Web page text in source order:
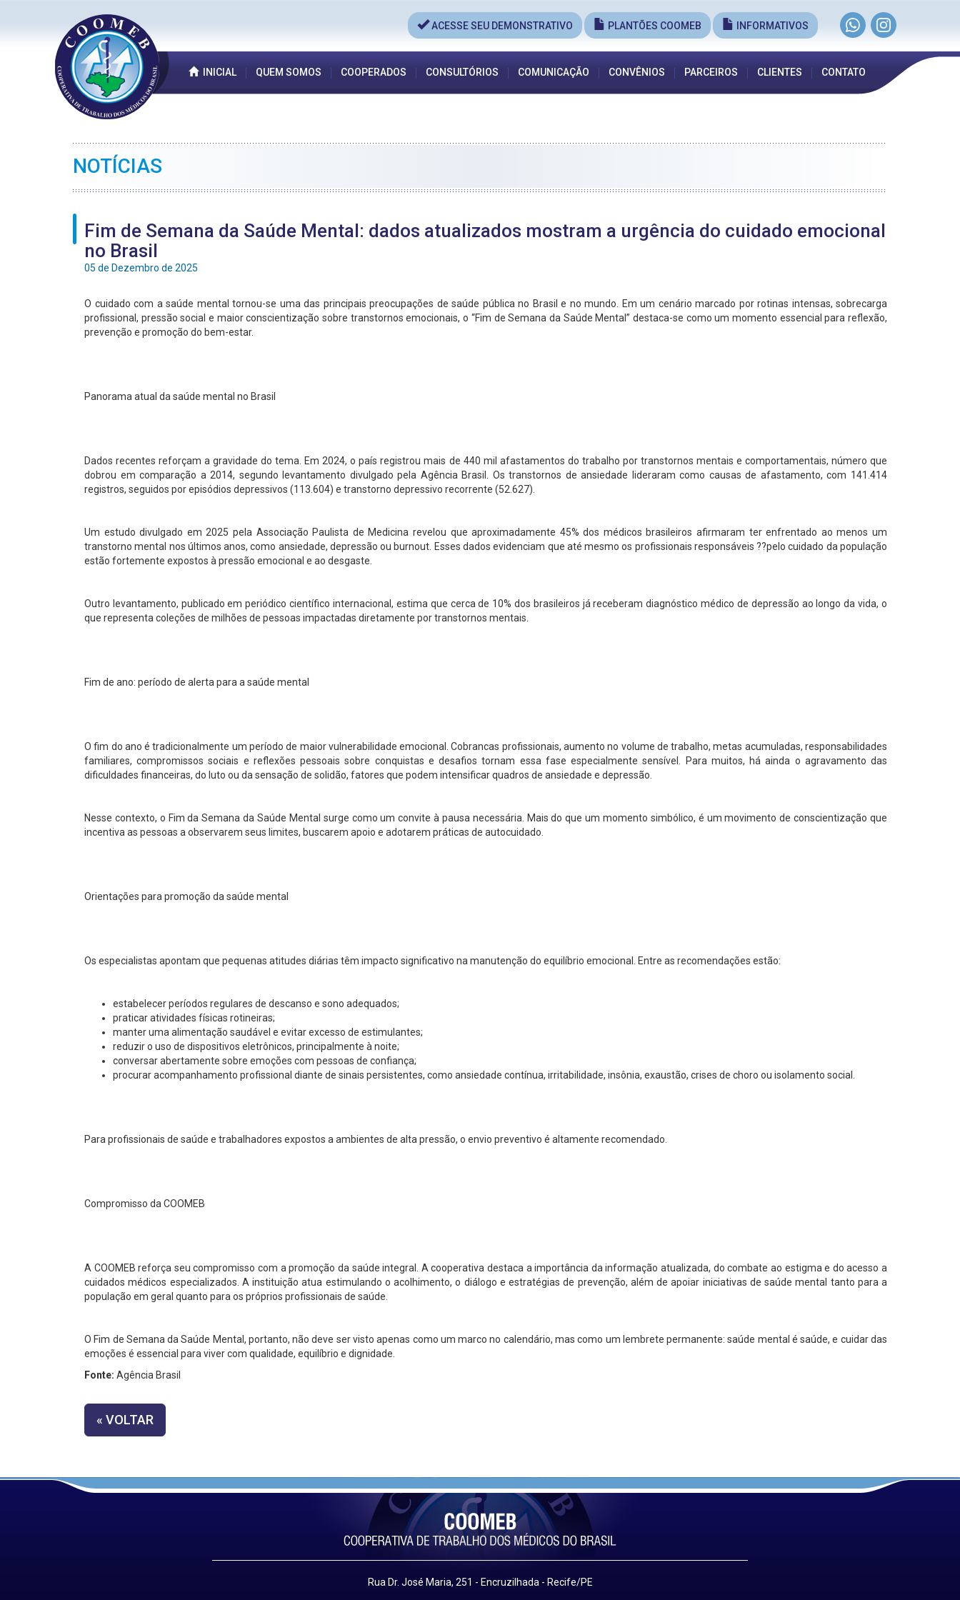
ACESSE SEU DEMONSTRATIVO PLANTÕES COOMEB INFORMATIVOS
INICIAL QUEM SOMOS COOPERADOS CONSULTÓRIOS COMUNICAÇÃO CONVÊNIOS PARCEIROS CLIENTES CONTATO
NOTÍCIAS
Fim de Semana da Saúde Mental: dados atualizados mostram a urgência do cuidado emocional
no Brasil
05 de Dezembro de 2025
O cuidado com a saúde mental tornou-se uma das principais preocupações de saúde pública no Brasil e no mundo. Em um cenário marcado por rotinas intensas, sobrecarga
profissional, pressão social e maior conscientização sobre transtornos emocionais, o “Fim de Semana da Saúde Mental” destaca-se como um momento essencial para reflexão,
prevenção e promoção do bem-estar.
Panorama atual da saúde mental no Brasil
Dados recentes reforçam a gravidade do tema. Em 2024, o país registrou mais de 440 mil afastamentos do trabalho por transtornos mentais e comportamentais, número que
dobrou em comparação a 2014, segundo levantamento divulgado pela Agência Brasil. Os transtornos de ansiedade lideraram como causas de afastamento, com 141.414
registros, seguidos por episódios depressivos (113.604) e transtorno depressivo recorrente (52.627).
Um estudo divulgado em 2025 pela Associação Paulista de Medicina revelou que aproximadamente 45% dos médicos brasileiros afirmaram ter enfrentado ao menos um
transtorno mental nos últimos anos, como ansiedade, depressão ou burnout. Esses dados evidenciam que até mesmo os profissionais responsáveis ??pelo cuidado da população
estão fortemente expostos à pressão emocional e ao desgaste.
Outro levantamento, publicado em periódico científico internacional, estima que cerca de 10% dos brasileiros já receberam diagnóstico médico de depressão ao longo da vida, o
que representa coleções de milhões de pessoas impactadas diretamente por transtornos mentais.
Fim de ano: período de alerta para a saúde mental
O fim do ano é tradicionalmente um período de maior vulnerabilidade emocional. Cobrancas profissionais, aumento no volume de trabalho, metas acumuladas, responsabilidades
familiares, compromissos sociais e reflexões pessoais sobre conquistas e desafios tornam essa fase especialmente sensível. Para muitos, há ainda o agravamento das
dificuldades financeiras, do luto ou da sensação de solidão, fatores que podem intensificar quadros de ansiedade e depressão.
Nesse contexto, o Fim da Semana da Saúde Mental surge como um convite à pausa necessária. Mais do que um momento simbólico, é um movimento de conscientização que
incentiva as pessoas a observarem seus limites, buscarem apoio e adotarem práticas de autocuidado.
Orientações para promoção da saúde mental
Os especialistas apontam que pequenas atitudes diárias têm impacto significativo na manutenção do equilíbrio emocional. Entre as recomendações estão:
estabelecer períodos regulares de descanso e sono adequados;
praticar atividades físicas rotineiras;
manter uma alimentação saudável e evitar excesso de estimulantes;
reduzir o uso de dispositivos eletrônicos, principalmente à noite;
conversar abertamente sobre emoções com pessoas de confiança;
procurar acompanhamento profissional diante de sinais persistentes, como ansiedade contínua, irritabilidade, insônia, exaustão, crises de choro ou isolamento social.
Para profissionais de saúde e trabalhadores expostos a ambientes de alta pressão, o envio preventivo é altamente recomendado.
Compromisso da COOMEB
A COOMEB reforça seu compromisso com a promoção da saúde integral. A cooperativa destaca a importância da informação atualizada, do combate ao estigma e do acesso a
cuidados médicos especializados. A instituição atua estimulando o acolhimento, o diálogo e estratégias de prevenção, além de apoiar iniciativas de saúde mental tanto para a
população em geral quanto para os próprios profissionais de saúde.
O Fim de Semana da Saúde Mental, portanto, não deve ser visto apenas como um marco no calendário, mas como um lembrete permanente: saúde mental é saúde, e cuidar das
emoções é essencial para viver com qualidade, equilíbrio e dignidade.
Fonte: Agência Brasil
« VOLTAR
Rua Dr. José Maria, 251 - Encruzilhada - Recife/PE